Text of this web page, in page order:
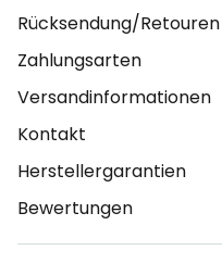
Rücksendung/Retouren
Zahlungsarten
Versandinformationen
Kontakt
Herstellergarantien
Bewertungen